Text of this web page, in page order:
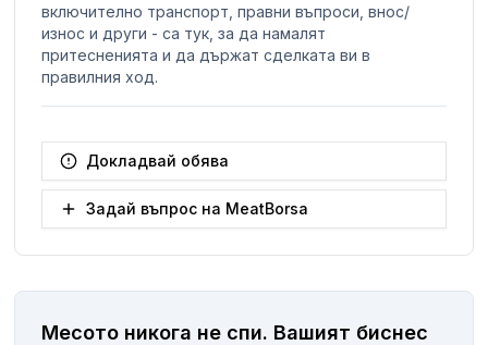
включително транспорт, правни въпроси, внос/
износ и други - са тук, за да намалят
притесненията и да държат сделката ви в
правилния ход.
Докладвай обява
Задай въпрос на MeatBorsa
Месото никога не спи. Вашият биснес